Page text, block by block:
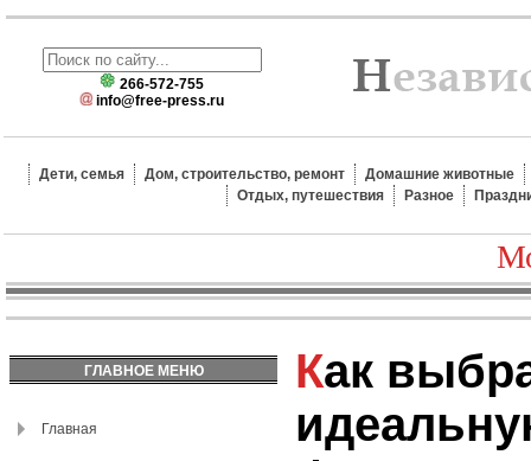
266-572-755
info@free-press.ru
Дети, семья Дом, строительство, ремонт
Домашние животные
Отдых, путешествия
Разное
ГЛАВНОЕ МЕНЮ
Главная
Как выбрать